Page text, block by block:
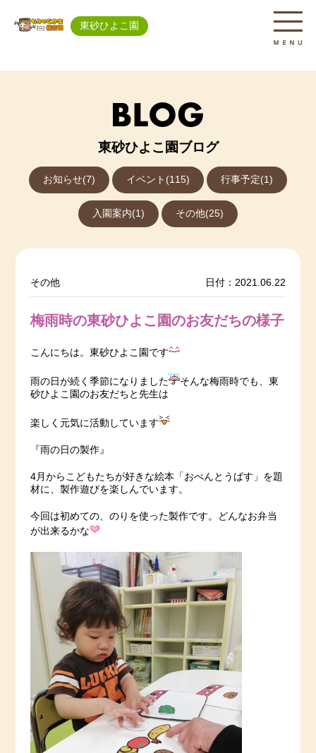
東砂ひよこ園
東砂ひよこ園ブログ
お知らせ(7) イベント(115) 行事予定(1)
入園案内(1) その他(25)
その他 日付：2021.06.22
梅雨時の東砂ひよこ園のお友だちの様子
こんにちは。東砂ひよこ園です
雨の日が続く季節になりました
そんな梅雨時でも、東
砂ひよこ園のお友だちと先生は
楽しく元気に活動しています
『雨の日の製作』
4月からこどもたちが好きな絵本「おべんとうばす」を題
材に、製作遊びを楽しんでいます。
今回は初めての、のりを使った製作です。どんなお弁当
が出来るかな